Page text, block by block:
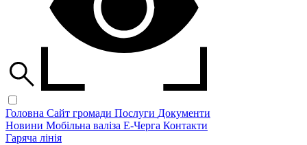
Головна Сайт громади Послуги Документи
Новини Мобільна валіза Е-Черга Контакти
Гаряча лінія